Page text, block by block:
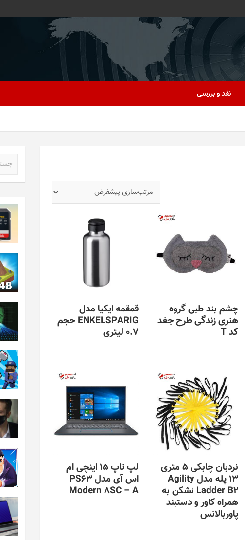
نقد و بررسی
چشم بند طبی گروه
هنری زندگی طرح جغد
کد T
قمقمه ایکیا مدل
ENKELSPARIG حجم
0.7 لیتری
مختلفی
باشد.
گزینه
ها
صفحه
محصول
انتخاب
نردبان چابکی ۵ متری
۱۳ پله مدل Agility
Ladder B2 نشکن به
همراه کاور و دستبند
پاوربالانس
لپ تاپ 15 اینچی ام
اس آی مدل PS63
Modern 8SC – A